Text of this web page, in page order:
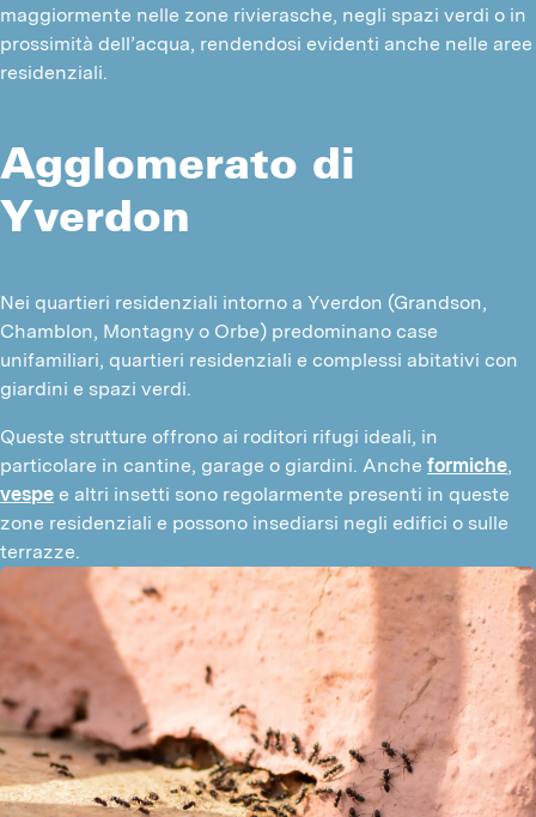
maggiormente nelle zone rivierasche, negli spazi verdi o in
prossimità dell’acqua, rendendosi evidenti anche nelle aree
residenziali.
Agglomerato di
Yverdon
Nei quartieri residenziali intorno a Yverdon (Grandson,
Chamblon, Montagny o Orbe) predominano case
unifamiliari, quartieri residenziali e complessi abitativi con
giardini e spazi verdi.
Queste strutture offrono ai roditori rifugi ideali, in
particolare in cantine, garage o giardini. Anche formiche
vespe e altri insetti sono regolarmente presenti in queste
zone residenziali e possono insediarsi negli edifici o sulle
terrazze.